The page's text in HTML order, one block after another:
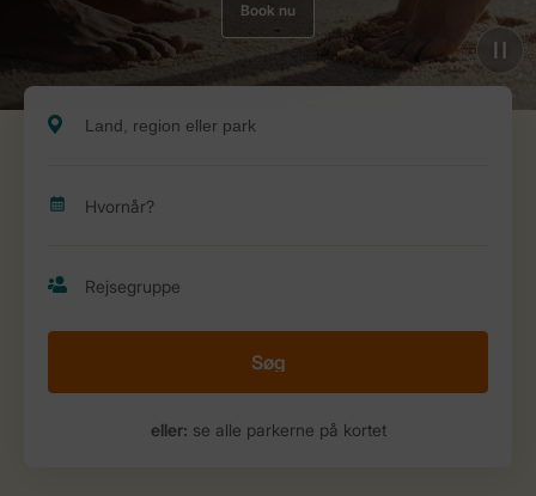
Book nu
Søg
eller: se alle parkerne på kortet